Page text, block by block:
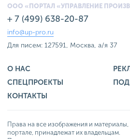
ООО «ПОРТАЛ «УПРАВЛЕНИЕ
+ 7 (499) 638-20-87
info@up-pro.ru
Для писем: 127591, Москва, а/я 37
О НАС
СПЕЦПРОЕКТЫ
КОНТАКТЫ
Права на все изображения и
портале, принадлежат их владельцам.